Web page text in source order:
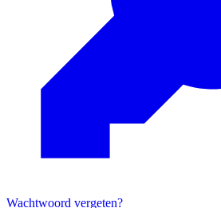
Wachtwoord vergeten?